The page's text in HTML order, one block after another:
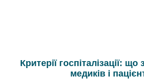
Критерії госпіталізації:
медиків і